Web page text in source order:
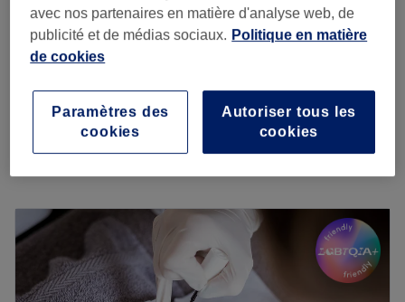
Beauté des pieds et pose
de vernis semi-permanent
40 min
à partir de 38,40 €
40 min
32 €
Économisez jusqu'à 20%
Mardi
19:30
19:30
Jeudi
–19:30
Vendredi
19:30
avec nos partenaires en matière d'analyse web, de
publicité et de médias sociaux. Politique en matière
de cookies
Autoriser tous les
cookies
Paramètres des
cookies